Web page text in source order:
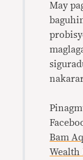
May
Bam
Wealth